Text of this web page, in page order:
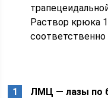
Раствор крюка
соответственно
ЛМЦ — лазы по